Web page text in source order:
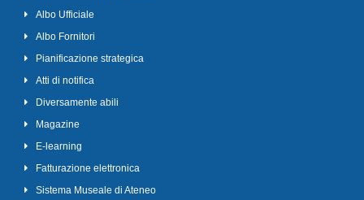
Albo Ufficiale
Albo Fornitori
Pianificazione strategica
Atti di notifica
Diversamente abili
Magazine
E-learning
Fatturazione elettronica
Sistema Museale di Ateneo